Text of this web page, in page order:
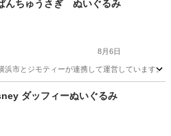
んちゅうさぎ ぬいぐるみ
8月6日
浜市とジモティーが連携して運営していま
リユース
ダッフィーぬいぐるみ